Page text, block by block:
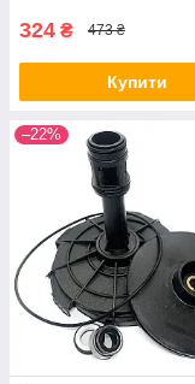
324 ₴ 473 ₴
Купити
–22%